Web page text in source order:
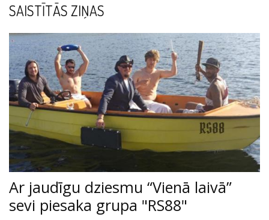
SAISTĪTĀS ZIŅAS
Ar jaudīgu dziesmu “Vienā laivā”
sevi piesaka grupa "RS88"